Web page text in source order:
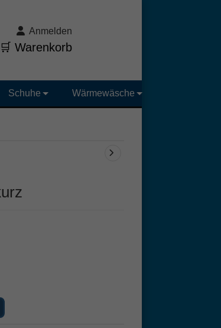
Anmelden
🛒 Warenkorb
Schuhe Wärmewäsche